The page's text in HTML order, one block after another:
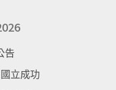
告
立成功